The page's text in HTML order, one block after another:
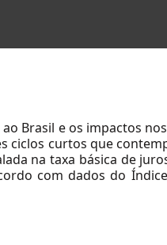
Brasil e os impactos
ciclos curtos que
na taxa básica de
com dados do